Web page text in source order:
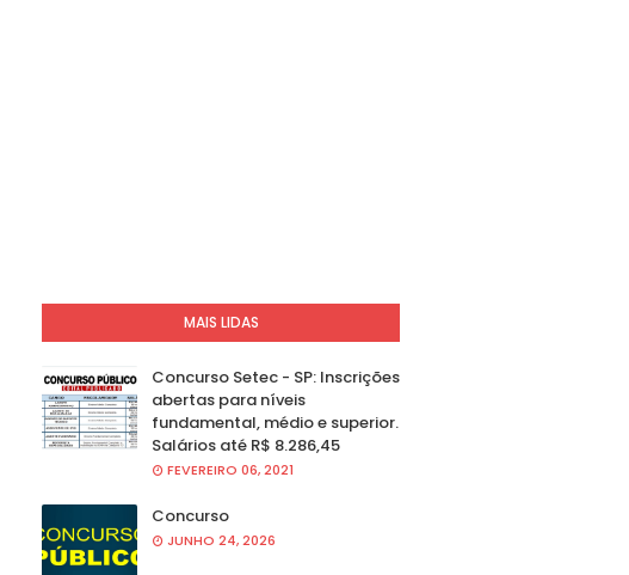
MAIS LIDAS
Concurso Setec - SP: Inscrições
abertas para níveis
fundamental, médio e superior.
Salários até R$ 8.286,45
FEVEREIRO 06, 2021
Concurso
JUNHO 24, 2026